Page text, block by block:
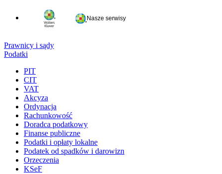
Nasze serwisy
Prawnicy i sądy
Podatki
PIT
CIT
VAT
Akcyza
Ordynacja
Rachunkowość
Doradca podatkowy
Finanse publiczne
Podatki i opłaty lokalne
Podatek od spadków i darowizn
Orzeczenia
KSeF